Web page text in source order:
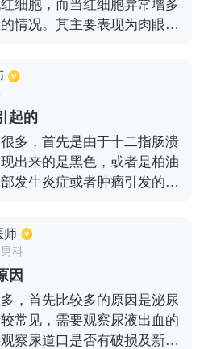
细胞，而当红细胞异常增多
情况。其主要表现为肉眼血
会出现肉眼血尿。而形成血
发生病变，肾小球肾炎容易
使得循环血液中的红细胞进
2.镜下血尿一般指每高倍镜
个以上红细胞。3.泌尿系统
染、泌尿系结石、泌尿系肿
引起血尿。4.间质性肾炎可
起的
多，首先是由于十二指肠溃
出来的是黑色，或者是柏油
发生炎症或者肿瘤引发的出
常见的疾病是肝癌或者肝硬
消化道以外疾病造成的，就
病等。还有可能是大肠出现
痢疾，肠套叠或者肠息肉等
疮或者肛裂的疾病，这些都
师
科
因
，首先比较多的原因是泌尿
常见，需要观察尿液出血的
察尿道口是否有破损及新生